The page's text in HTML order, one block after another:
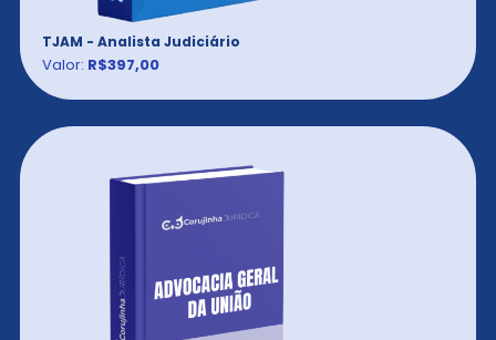
TJAM - Analista Judiciário
Valor: R$397,00